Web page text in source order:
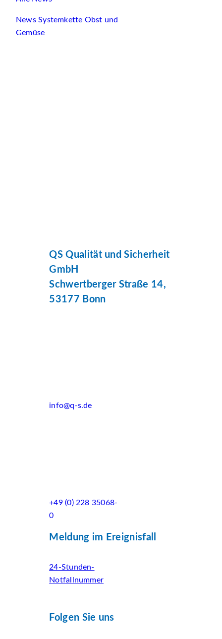
News Systemkette Obst und
Gemüse
QS Qualität und Sicherheit
GmbH
Schwertberger Straße 14,
53177 Bonn
info@q-s.de
+49 (0) 228 35068-
0
Meldung im Ereignisfall
24-Stunden-
Notfallnummer
Folgen Sie uns